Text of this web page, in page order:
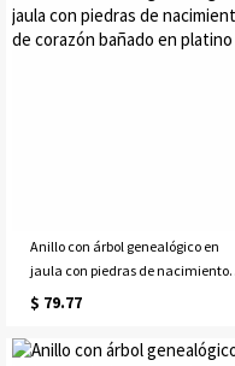
Anillo con árbol genealógico en
jaula con piedras de nacimiento
de corazón bañado en platino
$ 79.77